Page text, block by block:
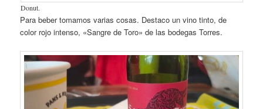
Donut.
Para beber tomamos varias cosas. Destaco un vino tinto, de
color rojo intenso, «Sangre de Toro» de las bodegas Torres.